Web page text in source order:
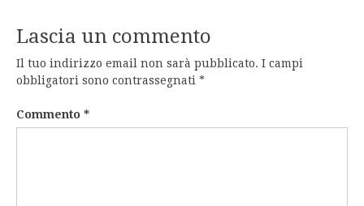
Lascia un commento
Il tuo indirizzo email non sarà pubblicato. I campi
obbligatori sono contrassegnati *
Commento *